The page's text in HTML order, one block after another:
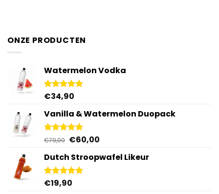
ONZE PRODUCTEN
Watermelon Vodka
Gewaardeerd
€34,90
Vanilla & Watermelon Duopack
Gewaardeerd
€79,00 Oorspronkelijke
was:
€79,00.
€60,00Huidige
is:
Dutch Stroopwafel Likeur
Gewaardeerd
€19,90